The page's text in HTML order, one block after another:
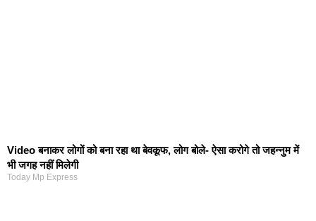
Video बनाकर लोगों को बना रहा था बेवकूफ, लोग बोले- ऐसा करोगे तो जहन्नुम में
भी जगह नहीं मिलेगी
Today Mp Express